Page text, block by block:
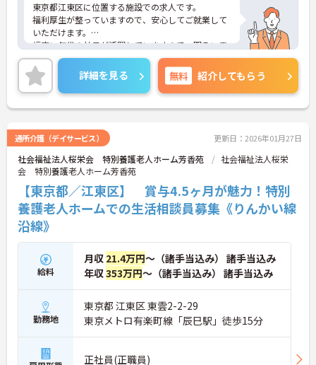
東京都江東区に位置する施設での求人です。
福利厚生が整っていますので、安心してご就業して
いただけます。
幅広い年代の社員が活躍していますので、明るい雰
囲気の中で楽しく働きながらスキルアップができま
す。
ご興味のある方は、お気軽にお問い合わせくださ
い。
詳細を見る 無料 紹介してもらう
通所介護（デイサービス） 更新日：2026年01月27日
社会福祉法人桜栄会 特別養護老人ホーム芳香苑
社会福祉法人桜栄
会 特別養護老人ホーム芳香苑
【東京都／江東区】 賞与4.5ヶ月が魅力！特別
養護老人ホームでの生活相談員募集《りんかい線
沿線》
給料
月収 21.4万円～（諸手当込み） 諸手当込み
年収353万円～（諸手当込み） 諸手当込み
勤務地
東京都 江東区 東雲2-2-29
東京メトロ有楽町線「辰巳駅」徒歩15分
正社員(正職員)